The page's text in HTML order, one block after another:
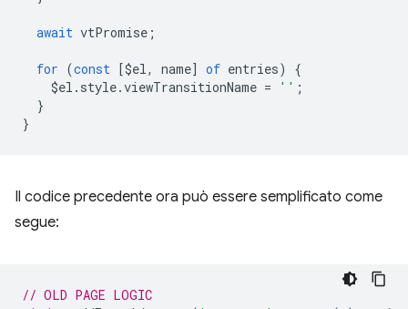
await vtPromise ;
for (const [$el , name] of entries)
{
$el . style.viewTransitionName = '' ;
}
}
Il codice precedente ora può essere semplificato come
segue:
// OLD PAGE LOGIC